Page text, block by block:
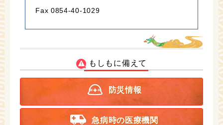
Fax 0854-40-1029
もしもに備えて
防災情報
急病時の医療機関